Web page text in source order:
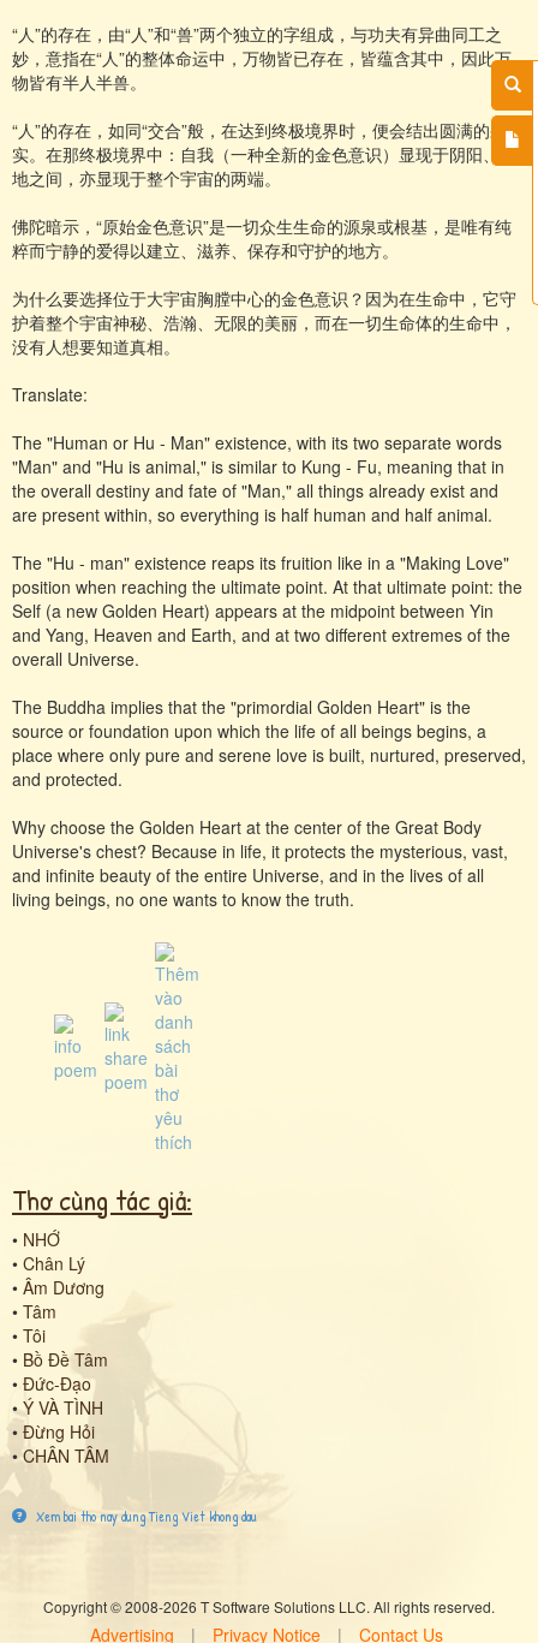
“人”的存在，由“人”和“兽”两个独立的字组成，与功夫有异曲同工之
妙，意指在“人”的整体命运中，万物皆已存在，皆蕴含其中，因此万
物皆有半人半兽。
“人”的存在，如同“交合”般，在达到终极境界时，便会结出圆满的果
实。在那终极境界中：自我（一种全新的金色意识）显现于阴阳、天
地之间，亦显现于整个宇宙的两端。
佛陀暗示，“原始金色意识”是一切众生生命的源泉或根基，是唯有纯
粹而宁静的爱得以建立、滋养、保存和守护的地方。
为什么要选择位于大宇宙胸膛中心的金色意识？因为在生命中，它守
护着整个宇宙神秘、浩瀚、无限的美丽，而在一切生命体的生命中，
没有人想要知道真相。
Translate:
The "Human or Hu - Man" existence, with its two separate words
"Man" and "Hu is animal," is similar to Kung - Fu, meaning that in
the overall destiny and fate of "Man," all things already exist and
are present within, so everything is half human and half animal.
The "Hu - man" existence reaps its fruition like in a "Making Love"
position when reaching the ultimate point. At that ultimate point: the
Self (a new Golden Heart) appears at the midpoint between Yin
and Yang, Heaven and Earth, and at two different extremes of the
overall Universe.
The Buddha implies that the "primordial Golden Heart" is the
source or foundation upon which the life of all beings begins, a
place where only pure and serene love is built, nurtured, preserved,
and protected.
Why choose the Golden Heart at the center of the Great Body
Universe's chest? Because in life, it protects the mysterious, vast,
and infinite beauty of the entire Universe, and in the lives of all
living beings, no one wants to know the truth.
Thơ cùng tác giả:
• NHỚ
• Chân Lý
• Âm Dương
• Tâm
• Tôi
• Bồ Đề Tâm
• Đức-Đạo
•Ý VÀ TÌNH
• Đừng Hỏi
•CHÂN TÂM
Xem bai tho nay dung Tieng Viet khong dau
Copyright © 2008-2026 T Software Solutions LLC. All rights reserved.
Advertising | Privacy Notice | Contact Us